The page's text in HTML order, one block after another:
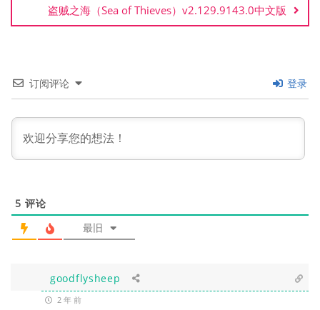
盗贼之海（Sea of Thieves）v2.129.9143.0中文版
订阅评论 登录
5 评论
最旧
goodflysheep
2 年 前